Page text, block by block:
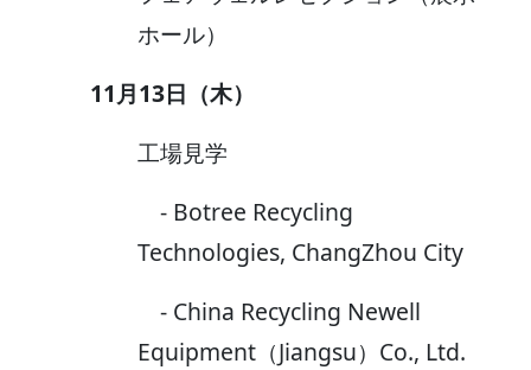
ホール）
11月13日（木）
工場見学
- Botree Recycling
Technologies, ChangZhou City
- China Recycling Newell
Equipment（Jiangsu）Co., Ltd.